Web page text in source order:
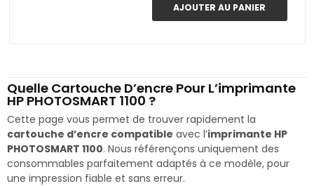
AJOUTER AU PANIER
Quelle Cartouche D’encre Pour L’imprimante
HP PHOTOSMART 1100 ?
Cette page vous permet de trouver rapidement la
cartouche d’encre compatible avec l’imprimante HP
PHOTOSMART 1100. Nous référençons uniquement des
consommables parfaitement adaptés à ce modèle, pour
une impression fiable et sans erreur.